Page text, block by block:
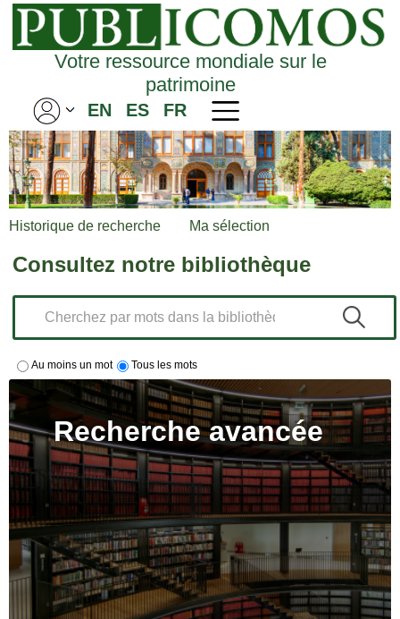
Votre ressource mondiale sur le
patrimoine
EN ES FR
Historique de recherche Ma sélection
Consultez notre bibliothèque
Au moins un mot Tous les mots
Recherche avancée